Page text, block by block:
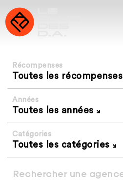
Récompenses
Toutes les récompenses
Années
Toutes les années
Catégories
Toutes les catégories